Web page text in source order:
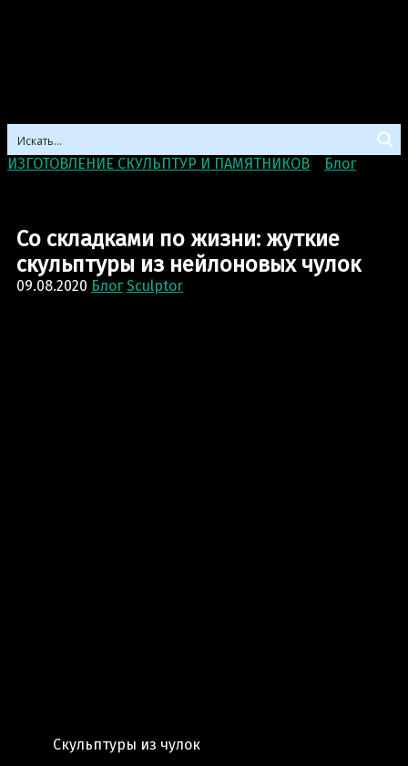
ИЗГОТОВЛЕНИЕ СКУЛЬПТУР И ПАМЯТНИКОВ Блог>
Со складками по жизни: жуткие
скульптуры из нейлоновых чулок
09.08.2020 Блог Sculptor
Скульптуры из чулок